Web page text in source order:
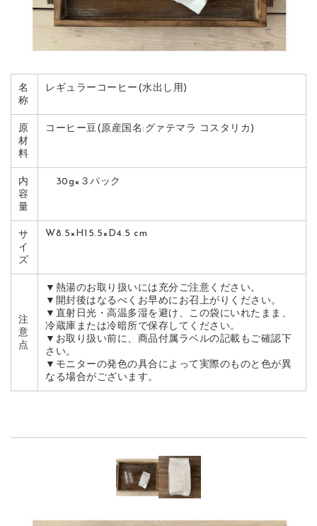
名
称
レギュラーコーヒー(水出し用)
原
材
料
コーヒー豆(原産国名:グァテマラ コスタリカ)
内
容
量
30g×３パック
サ
イ
ズ
W8.5×H15.5×D4.5 cm
注
意
点
▼熱湯のお取り扱いには充分ご注意ください。
▼開封後はなるべくお早めにお召上がりください。
▼直射日光・高温多湿を避け、この袋にいれたまま、
冷蔵庫または冷暗所で保存してください。
▼お取り扱い前に、商品付属ラベルの記載もご確認下
さい。
▼モニターの発色の具合によって実際のものと色が異
なる場合がございます。